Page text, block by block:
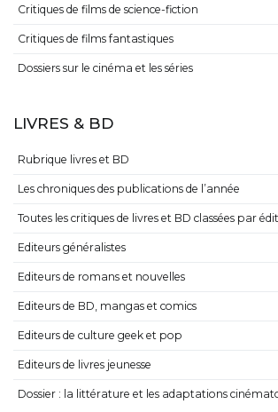
Critiques de films de science-fiction
Critiques de films fantastiques
Dossiers sur le cinéma et les séries
LIVRES & BD
Rubrique livres et BD
Les chroniques des publications de l’année
Toutes les critiques de livres et BD classées par
Editeurs généralistes
Editeurs de romans et nouvelles
Editeurs de BD, mangas et comics
Editeurs de culture geek et pop
Editeurs de livres jeunesse
Dossier : la littérature et les adaptations